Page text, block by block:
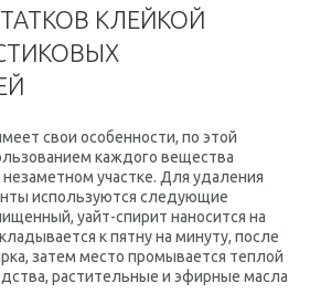
КЛЕЙКОЙ
свои особенности, по этой
каждого вещества
участке. Для удаления
используются следующие
уайт-спирит наносится на
к пятну на минуту, после
затем место промывается теплой
растительные и эфирные масла